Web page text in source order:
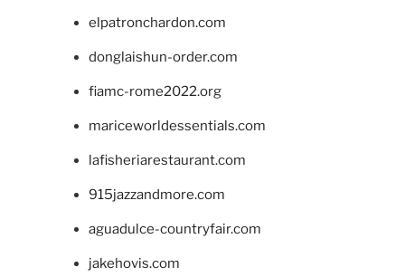
elpatronchardon.com
donglaishun-order.com
fiamc-rome2022.org
mariceworldessentials.com
lafisheriarestaurant.com
915jazzandmore.com
aguadulce-countryfair.com
jakehovis.com